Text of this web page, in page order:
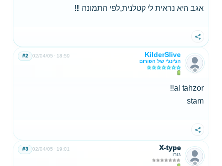
אגב היא נראית לי קטלנית,לפי התמונה !!!
שתף
KilderSlive
הג'ינג'י של הפורום
02/04/05 18:59
#2
al tahzor!!
stam
שתף
X-type
גורו
02/04/05 19:01
#3